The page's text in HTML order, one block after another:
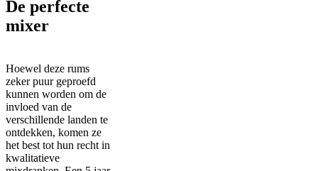
De perfecte
mixer
Hoewel deze rums
zeker puur geproefd
kunnen worden om de
invloed van de
verschillende landen te
ontdekken, komen ze
het best tot hun recht in
kwalitatieve